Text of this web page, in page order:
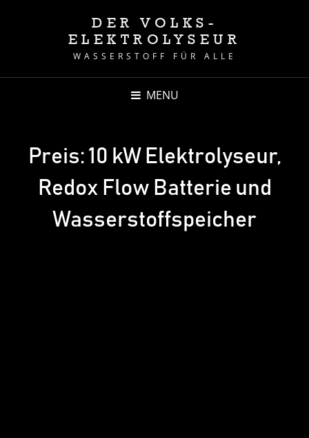
DER VOLKS-
ELEKTROLYSEUR
WASSERSTOFF FÜR ALLE
MENU
Preis: 10 kW Elektrolyseur,
Redox Flow Batterie und
Wasserstoffspeicher